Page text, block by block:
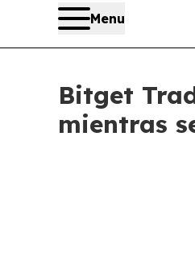
Menu
Bitget
mientras